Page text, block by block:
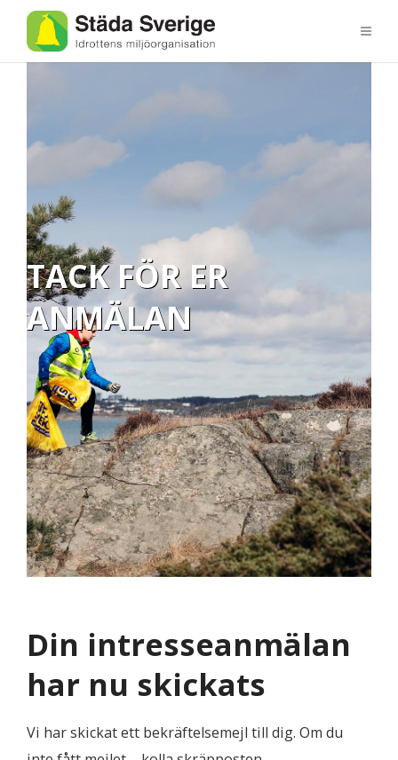
TACK FÖR ER
ANMÄLAN
Din intresseanmälan
har nu skickats
Vi har skickat ett bekräftelsemejl till dig. Om du